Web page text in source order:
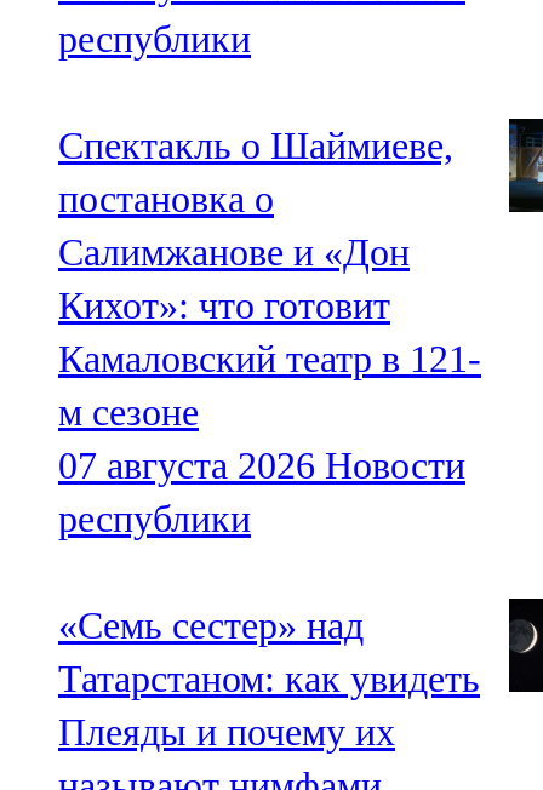
республики
Спектакль о Шаймиеве,
постановка о
Салимжанове и «Дон
Кихот»: что готовит
Камаловский театр в 121-
м сезоне
07 августа 2026 Новости
республики
«Семь сестер» над
Татарстаном: как увидеть
Плеяды и почему их